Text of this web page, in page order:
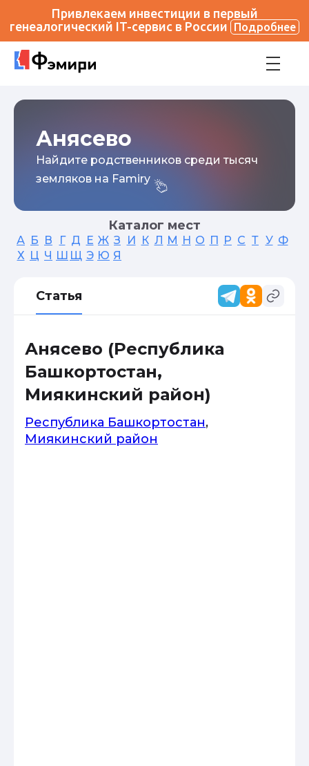
Привлекаем инвестиции в первый
генеалогический IT-сервис в России
Подробнее
Анясево
Найдите родственников среди тысяч
земляков на Famiry
Каталог мест
А Б В Г Д Е Ж З И К Л М Н О П Р С Т У Ф
Х Ц Ч Ш Щ Э Ю Я
Статья
Анясево (Республика
Башкортостан,
Миякинский район)
Республика Башкортостан,
Миякинский район